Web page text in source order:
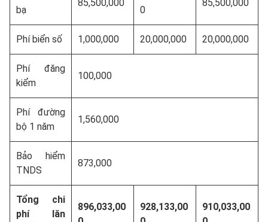
bạ
85,500,000
0
85,500,000
Phí biển số 1,000,000 20,000,000 20,000,000
Phí đăng
kiểm
100,000
Phí đường
bộ 1 năm
1,560,000
Bảo hiểm
TNDS
873,000
Tổng chi
phí lăn
896,033,00
928,133,00
910,033,00